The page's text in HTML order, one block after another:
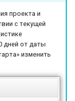
проекта и
с текущей
дней от даты
изменить